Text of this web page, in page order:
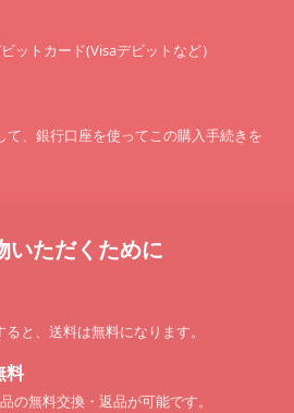
ットカード(Visaデビットなど）
て、銀行口座を使ってこの購入手続きを
いただくために
ると、送料は無料になります。
料
の無料交換・返品が可能です。